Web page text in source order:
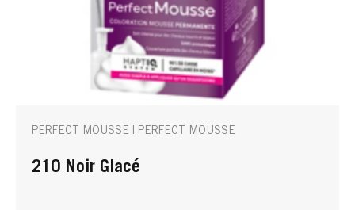
PERFECT MOUSSE | PERFECT MOUSSE
210 Noir Glacé